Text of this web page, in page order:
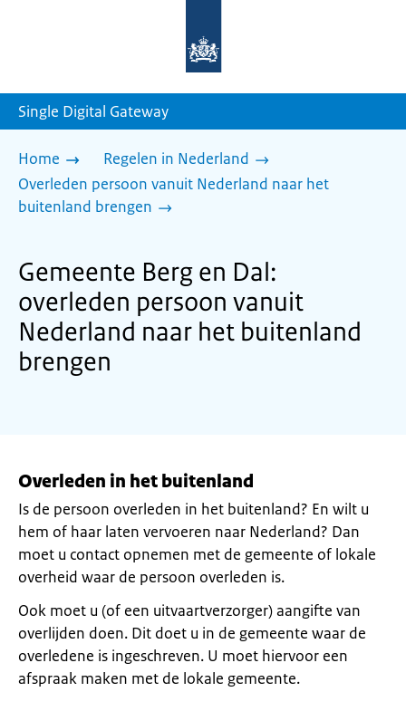
homepage
Single Digital Gateway
Home
Regelen in Nederland
Overleden persoon vanuit Nederland naar het
buitenland brengen
Gemeente Berg en Dal:
overleden persoon vanuit
Nederland naar het buitenland
brengen
Overleden in het buitenland
Is de persoon overleden in het buitenland? En wilt u
hem of haar laten vervoeren naar Nederland? Dan
moet u contact opnemen met de gemeente of lokale
overheid waar de persoon overleden is.
Ook moet u (of een uitvaartverzorger) aangifte van
overlijden doen. Dit doet u in de gemeente waar de
overledene is ingeschreven. U moet hiervoor een
afspraak maken met de lokale gemeente.